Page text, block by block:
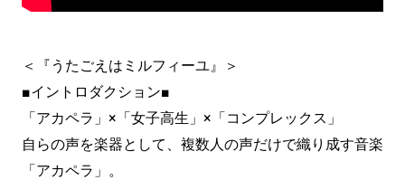
＜『うたごえはミルフィーユ』＞
■イントロダクション■
「アカペラ」×「女子高生」×「コンプレックス」
自らの声を楽器として、複数人の声だけで織り成す音楽
「アカペラ」。